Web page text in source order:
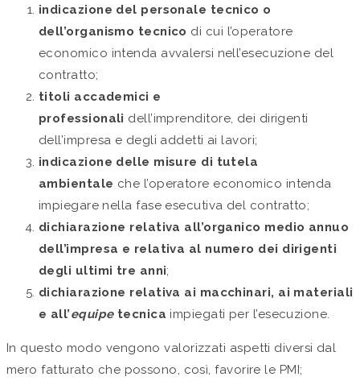
indicazione del personale tecnico o
dell’organismo tecnico di cui l’operatore
economico intenda avvalersi nell’esecuzione del
contratto;
titoli accademici e
professionali dell’imprenditore, dei dirigenti
dell’impresa e degli addetti ai lavori;
indicazione delle misure di tutela
ambientale che l’operatore economico intenda
impiegare nella fase esecutiva del contratto;
dichiarazione relativa all’organico medio annuo
dell’impresa e relativa al numero dei dirigenti
degli ultimi tre anni;
dichiarazione relativa ai macchinari, ai materiali
e all’equipetecnica impiegati per l’esecuzione.
In questo modo vengono valorizzati aspetti diversi dal
mero fatturato che possono, così, favorire le PMI;